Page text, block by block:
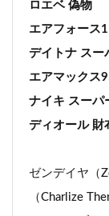
ロエベ 偽物
エアフォース
デイトナ スー
エアマックス
ナイキ スーパ
ディオール 財
ゼンデイヤ（
（Charlize